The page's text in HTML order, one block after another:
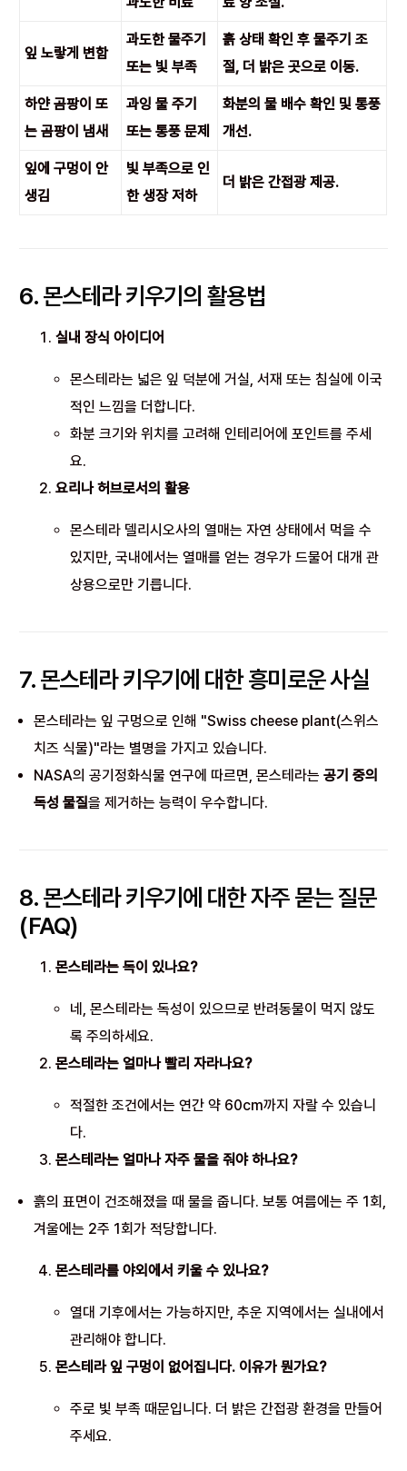
잎 노랗게 변함
과도한 물주기
또는 빛 부족
흙 상태 확인 후 물주기 조
절, 더 밝은 곳으로 이동.
하얀 곰팡이 또
는 곰팡이 냄새
과잉 물 주기
또는 통풍 문제
화분의 물 배수 확인 및 통풍
개선.
잎에 구멍이 안
생김
빛 부족으로 인
한 생장 저하
더 밝은 간접광 제공.
6. 몬스테라 키우기의 활용법
실내 장식 아이디어
몬스테라는 넓은 잎 덕분에 거실, 서재 또는 침실에 이국
적인 느낌을 더합니다.
화분 크기와 위치를 고려해 인테리어에 포인트를 주세
요.
요리나 허브로서의 활용
몬스테라 델리시오사의 열매는 자연 상태에서 먹을 수
있지만, 국내에서는 열매를 얻는 경우가 드물어 대개 관
상용으로만 기릅니다.
7. 몬스테라 키우기에 대한 흥미로운 사실
몬스테라는 잎 구멍으로 인해 "Swiss cheese plant(스위스
치즈 식물)"라는 별명을 가지고 있습니다.
NASA의 공기정화식물 연구에 따르면, 몬스테라는공기 중의
독성 물질을 제거하는 능력이 우수합니다.
8. 몬스테라 키우기에 대한 자주 묻는 질문
(FAQ)
몬스테라는 독이 있나요?
네, 몬스테라는 독성이 있으므로 반려동물이 먹지 않도
록 주의하세요.
몬스테라는 얼마나 빨리 자라나요?
적절한 조건에서는 연간 약 60cm까지 자랄 수 있습니
다.
몬스테라는 얼마나 자주 물을 줘야 하나요?
흙의 표면이 건조해졌을 때 물을 줍니다. 보통 여름에는 주 1회,
겨울에는 2주 1회가 적당합니다.
몬스테라를 야외에서 키울 수 있나요?
열대 기후에서는 가능하지만, 추운 지역에서는 실내에서
관리해야 합니다.
몬스테라 잎 구멍이 없어집니다. 이유가 뭔가요?
주로 빛 부족 때문입니다. 더 밝은 간접광 환경을 만들어
주세요.